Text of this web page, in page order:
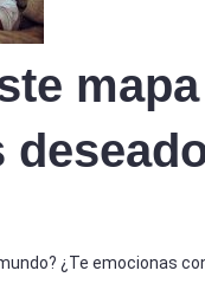
¿Te emocionas